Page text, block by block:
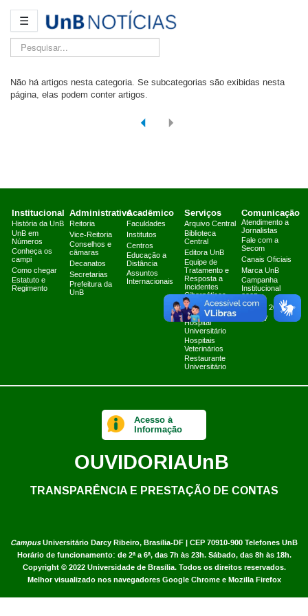
☰
Pesquisar...
Não há artigos nesta categoria. Se subcategorias são exibidas nesta
página, elas podem conter artigos.
Institucional
História da UnB
UnB em
Números
Conheça os
campi
Como chegar
Estatuto e
Regimento
Administrativo
Reitoria
Vice-Reitoria
Conselhos e
câmaras
Decanatos
Secretarias
Prefeitura da
UnB
Acadêmico
Faculdades
Institutos
Centros
Educação a
Distância
Assuntos
Internacionais
Serviços
Arquivo Central
Biblioteca
Central
Editora UnB
Equipe de
Tratamento e
Resposta a
Incidentes
Cibernéticos
Fazenda Água
Limpa
Hospital
Universitário
Hospitais
Veterinários
Restaurante
Universitário
Comunicação
Atendimento a
Jornalistas
Fale com a
Secom
Canais Oficiais
Marca UnB
Campanha
Institucional
2025
Planner 2024
UnB TV
CampusUniversitário Darcy Ribeiro, Brasília-DF | CEP 70910-900 Telefones UnB
Horário de funcionamento: de 2ª a 6ª, das 7h às 23h. Sábado, das 8h às 18h.
Copyright © 2022 Universidade de Brasília. Todos os direitos reservados.
Melhor visualizado nos navegadores Google Chrome e Mozilla Firefox
Acesso à
Informação
OUVIDORIAUnB
TRANSPARÊNCIA E PRESTAÇÃO DE CONTAS